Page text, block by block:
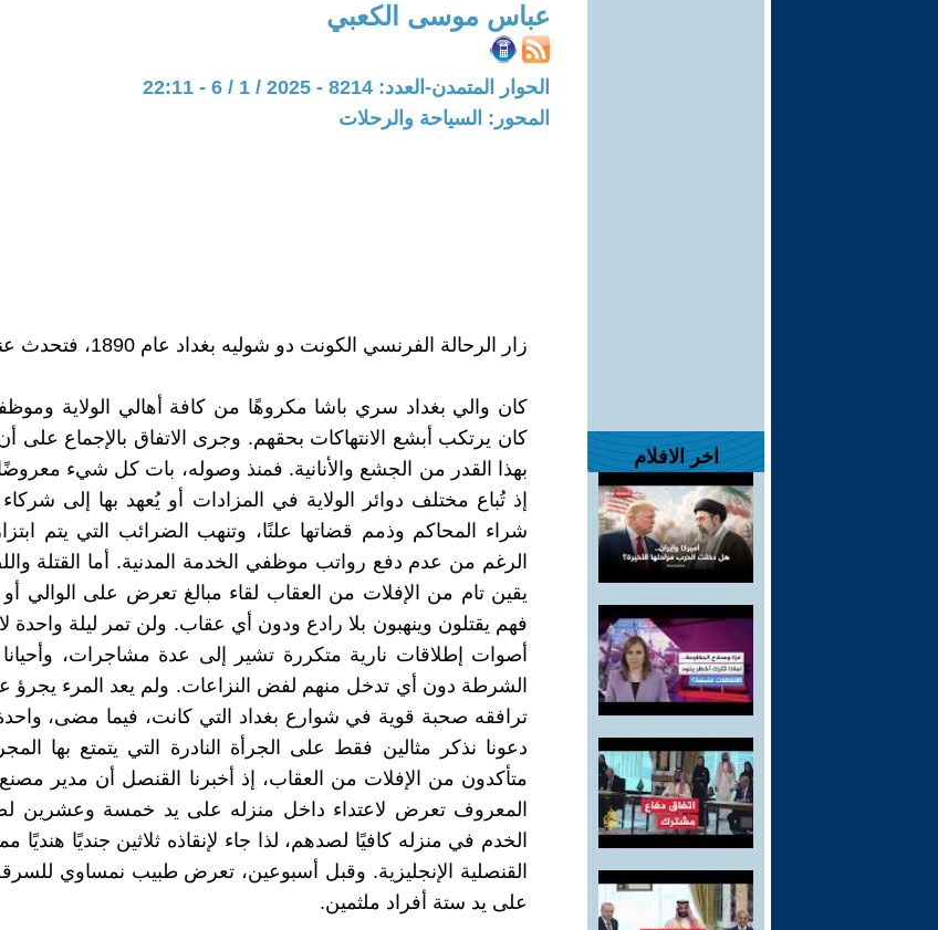
اخر الافلام
عباس موسى الكعبي
الحوار المتمدن-العدد: 8214 - 2025 / 1 / 6 - 22:11
المحور: السياحة والرحلات
زار الرحالة الفرنسي الكونت دو شوليه بغداد عام 1890، فتحدث عنها قائلا:
كان والي بغداد سري باشا مكروهًا من كافة أهالي الولاية
كان يرتكب أبشع الانتهاكات بحقهم. وجرى الاتفاق بالإجماع على أن
بهذا القدر من الجشع والأنانية. فمنذ وصوله، بات كل شيء معروضًا
إذ تُباع مختلف دوائر الولاية في المزادات أو يُعهد بها إلى
شراء المحاكم وذمم قضاتها علنًا، وتنهب الضرائب التي يتم
الرغم من عدم دفع رواتب موظفي الخدمة المدنية. أما القتلة
يقين تام من الإفلات من العقاب لقاء مبالغ تعرض على الوالي أو
فهم يقتلون وينهبون بلا رادع ودون أي عقاب. ولن تمر ليلة واحدة
أصوات إطلاقات نارية متكررة تشير إلى عدة مشاجرات،
الشرطة دون أي تدخل منهم لفض النزاعات. ولم يعد المرء يجرؤ
ترافقه صحبة قوية في شوارع بغداد التي كانت، فيما مضى،
دعونا نذكر مثالين فقط على الجرأة النادرة التي يتمتع بها
متأكدون من الإفلات من العقاب، إذ أخبرنا القنصل أن مدير مصنع
المعروف تعرض لاعتداء داخل منزله على يد خمسة وعشرين
الخدم في منزله كافيًا لصدهم، لذا جاء لإنقاذه ثلاثين جنديًا
القنصلية الإنجليزية. وقبل أسبوعين، تعرض طبيب نمساوي
على يد ستة أفراد ملثمين.